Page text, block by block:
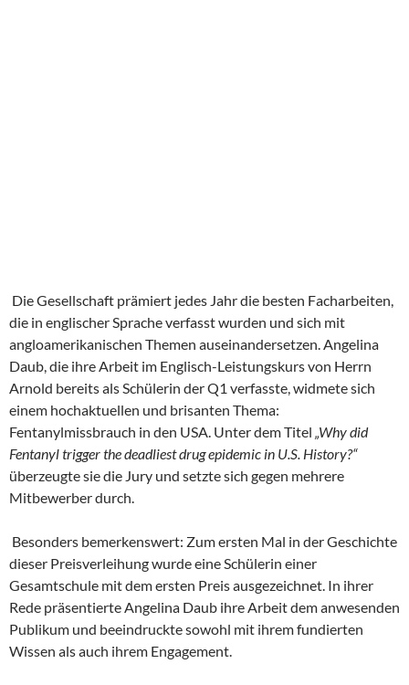
Die Gesellschaft prämiert jedes Jahr die besten Facharbeiten,
die in englischer Sprache verfasst wurden und sich mit
angloamerikanischen Themen auseinandersetzen. Angelina
Daub, die ihre Arbeit im Englisch-Leistungskurs von Herrn
Arnold bereits als Schülerin der Q1 verfasste, widmete sich
einem hochaktuellen und brisanten Thema:
Fentanylmissbrauch in den USA. Unter dem Titel „Why did
Fentanyl trigger the deadliest drug epidemic in U.S. History?“
überzeugte sie die Jury und setzte sich gegen mehrere
Mitbewerber durch.
Besonders bemerkenswert: Zum ersten Mal in der Geschichte
dieser Preisverleihung wurde eine Schülerin einer
Gesamtschule mit dem ersten Preis ausgezeichnet. In ihrer
Rede präsentierte Angelina Daub ihre Arbeit dem anwesenden
Publikum und beeindruckte sowohl mit ihrem fundierten
Wissen als auch ihrem Engagement.